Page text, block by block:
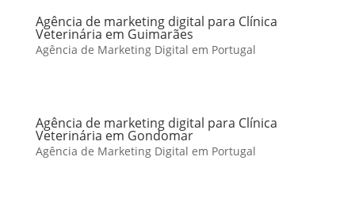
Agência de marketing digital para Clínica
Veterinária em Guimarães
Agência de Marketing Digital em Portugal
Agência de marketing digital para Clínica
Veterinária em Gondomar
Agência de Marketing Digital em Portugal